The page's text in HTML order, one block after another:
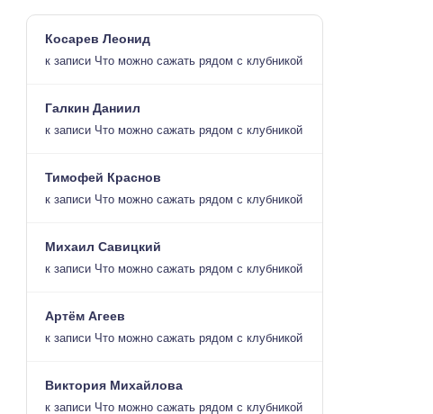
Косарев Леонид
к записи Что можно сажать рядом с клубникой
Галкин Даниил
к записи Что можно сажать рядом с клубникой
Тимофей Краснов
к записи Что можно сажать рядом с клубникой
Михаил Савицкий
к записи Что можно сажать рядом с клубникой
Артём Агеев
к записи Что можно сажать рядом с клубникой
Виктория Михайлова
к записи Что можно сажать рядом с клубникой